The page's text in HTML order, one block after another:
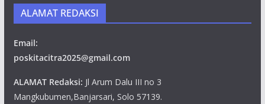
ALAMAT REDAKSI
Email:
poskitacitra2025@gmail.com
ALAMAT Redaksi: Jl Arum Dalu III no 3
Mangkubumen,Banjarsari, Solo 57139.